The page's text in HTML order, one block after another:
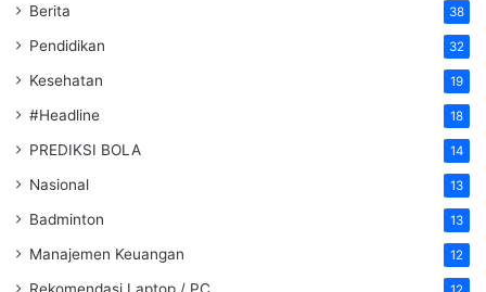
Berita 38
Pendidikan 32
Kesehatan 19
#Headline 18
PREDIKSI BOLA 14
Nasional 13
Badminton 13
Manajemen Keuangan 12